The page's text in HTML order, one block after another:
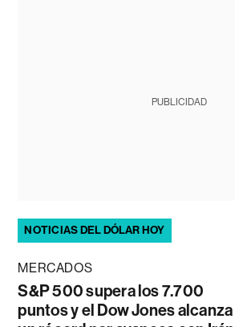
PUBLICIDAD
NOTICIAS DEL DÓLAR HOY
MERCADOS
S&P 500 supera los 7.700
puntos y el Dow Jones alcanza